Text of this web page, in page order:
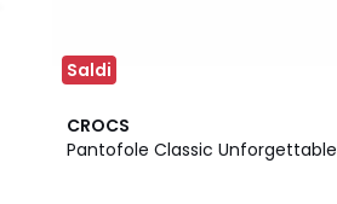
Saldi
CROCS
Pantofole Classic Unforgettable
5
/